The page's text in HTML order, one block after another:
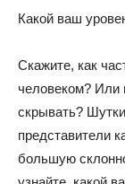
Какой ваш
Скажите, как
человеком? Или
скрывать?
представители
большую